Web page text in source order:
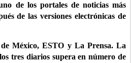
de los portales de noticias más
de las versiones electrónicas de
México, ESTO y La Prensa. La
tres diarios supera en número de